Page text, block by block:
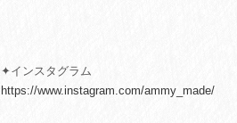
✦インスタグラム
https://www.instagram.com/ammy_made/